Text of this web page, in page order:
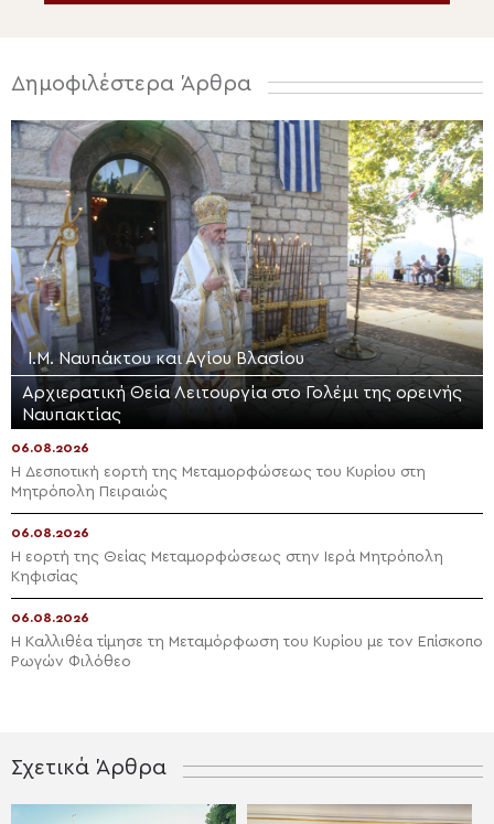
Δημοφιλέστερα Άρθρα
Ι.Μ. Ναυπάκτου και Αγίου Βλασίου
Αρχιερατική Θεία Λειτουργία στο Γολέμι της ορεινής
Ναυπακτίας
06.08.2026
Η Δεσποτική εορτή της Μεταμορφώσεως του Κυρίου στη
Μητρόπολη Πειραιώς
06.08.2026
Η εορτή της Θείας Μεταμορφώσεως στην Ιερά Μητρόπολη
Κηφισίας
06.08.2026
Η Καλλιθέα τίμησε τη Μεταμόρφωση του Κυρίου με τον Επίσκοπο
Ρωγών Φιλόθεο
Σχετικά Άρθρα